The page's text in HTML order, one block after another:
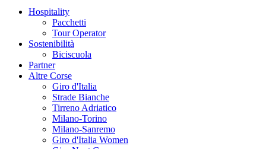
Hospitality
Pacchetti
Tour Operator
Sostenibilità
Biciscuola
Partner
Altre Corse
Giro d'Italia
Strade Bianche
Tirreno Adriatico
Milano-Torino
Milano-Sanremo
Giro d'Italia Women